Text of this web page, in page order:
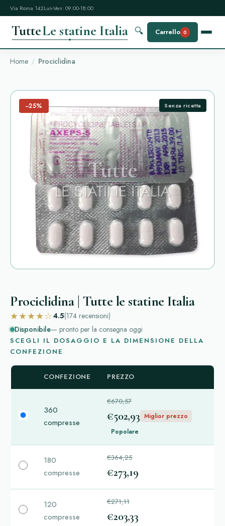
Via Roma 142Lun-Ven: 09:00-18:00
TutteLe statine Italia 🔍 Carrello 0
Home Prociclidina
−25% Senza ricetta
Prociclidina | Tutte le statine Italia
★★★★☆4.5(174 recensioni)
Disponibile— pronto per la consegna oggi
SCEGLI IL DOSAGGIO E LA DIMENSIONE DELLA
CONFEZIONE
CONFEZIONE PREZZO
360
compresse
€670,57
€502,93 Miglior prezzo
Popolare
180
compresse
€364,25
€273,19
120
compresse
€271,11
€203,33